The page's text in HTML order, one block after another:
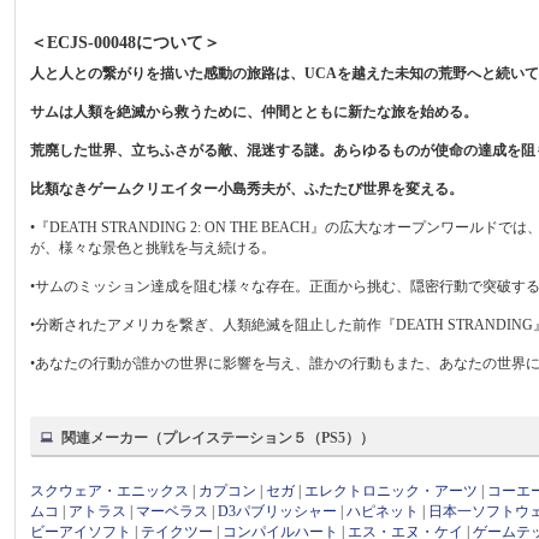
＜ECJS-00048について＞
人と人との繋がりを描いた感動の旅路は、UCAを越えた未知の荒野へと続い
サムは人類を絶滅から救うために、仲間とともに新たな旅を始める。
荒廃した世界、立ちふさがる敵、混迷する謎。あらゆるものが使命の達成を
比類なきゲームクリエイター小島秀夫が、ふたたび世界を変える。
•『DEATH STRANDING 2: ON THE BEACH』の広大なオープンワールドで
が、様々な景色と挑戦を与え続ける。
•サムのミッション達成を阻む様々な存在。正面から挑む、隠密行動で突破
•分断されたアメリカを繋ぎ、人類絶滅を阻止した前作『DEATH
•あなたの行動が誰かの世界に影響を与え、誰かの行動もまた、あなたの世
関連メーカー（プレイステーション５（PS5））
スクウェア・エニックス カプコン |セガ エレクトロニック・アーツ
コーエ
ムコ
アトラス マーベラス |D3パブリッシャー |ハピネット
日本一ソフトウ
ビーアイソフト
テイクツー コンパイルハート エス・エヌ・ケイ |ゲームテ